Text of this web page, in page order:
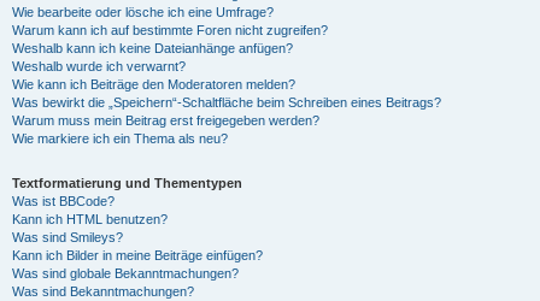
Wie bearbeite oder lösche ich eine Umfrage?
Warum kann ich auf bestimmte Foren nicht zugreifen?
Weshalb kann ich keine Dateianhänge anfügen?
Weshalb wurde ich verwarnt?
Wie kann ich Beiträge den Moderatoren melden?
Was bewirkt die „Speichern“-Schaltfläche beim Schreiben eines Beitrags?
Warum muss mein Beitrag erst freigegeben werden?
Wie markiere ich ein Thema als neu?
Textformatierung und Thementypen
Was ist BBCode?
Kann ich HTML benutzen?
Was sind Smileys?
Kann ich Bilder in meine Beiträge einfügen?
Was sind globale Bekanntmachungen?
Was sind Bekanntmachungen?